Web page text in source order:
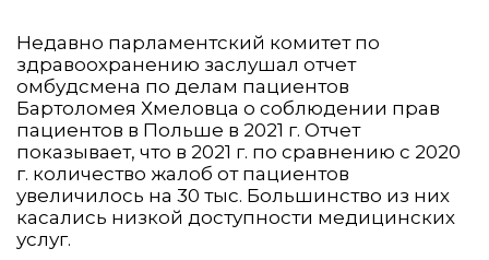
Недавно парламентский комитет по
здравоохранению заслушал отчет
омбудсмена по делам пациентов
Бартоломея Хмеловца о соблюдении прав
пациентов в Польше в 2021 г. Отчет
показывает, что в 2021 г. по сравнению с 2020
г. количество жалоб от пациентов
увеличилось на 30 тыс. Большинство из них
касались низкой доступности медицинских
услуг.